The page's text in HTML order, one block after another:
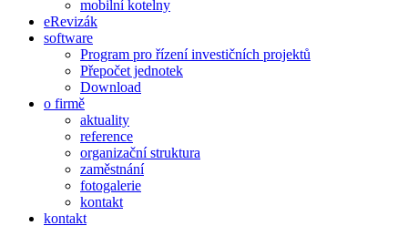
mobilní kotelny
eRevizák
software
Program pro řízení investičních projektů
Přepočet jednotek
Download
o firmě
aktuality
reference
organizační struktura
zaměstnání
fotogalerie
kontakt
kontakt